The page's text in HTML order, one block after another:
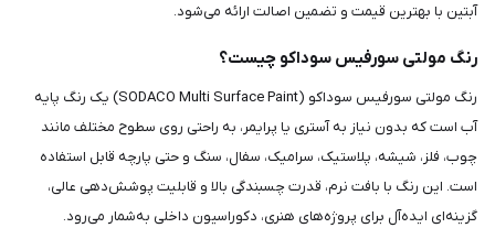
آبتین با بهترین قیمت و تضمین اصالت ارائه می‌شود.
رنگ مولتی سورفیس سوداکو چیست؟
رنگ مولتی سورفیس سوداکو (SODACO Multi Surface Paint) یک رنگ پایه
آب است که بدون نیاز به آستری یا پرایمر، به راحتی روی سطوح مختلف مانند
چوب، فلز، شیشه، پلاستیک، سرامیک، سفال، سنگ و حتی پارچه قابل استفاده
است. این رنگ با بافت نرم، قدرت چسبندگی بالا و قابلیت پوشش‌دهی عالی،
گزینه‌ای ایده‌آل برای پروژه‌های هنری، دکوراسیون داخلی به‌شمار می‌رود.